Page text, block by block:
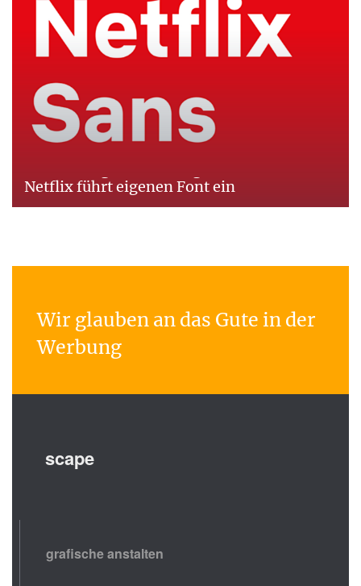
Netflix führt eigenen Font ein
Wir glauben an das Gute in der
Werbung
scape
grafische anstalten